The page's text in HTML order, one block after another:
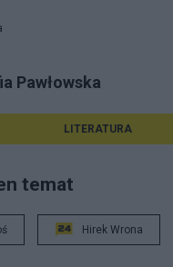
Pawłowska
LITERATURA
temat
Hirek Wrona